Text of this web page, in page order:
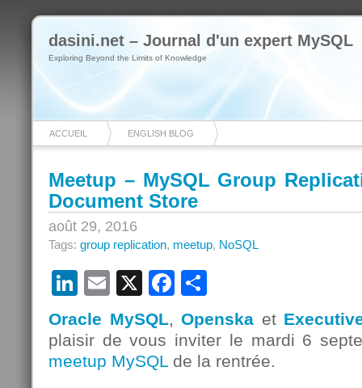
dasini.net – Journal d'un expert MySQL
Exploring Beyond the Limits of Knowledge
ACCUEIL ENGLISH BLOG
Meetup – MySQL Group
Document Store
août 29, 2016
Tags: group replication, meetup, NoSQL
LinkedIn
Email
X Facebook
Oracle MySQL, Openska et
plaisir de vous inviter le mardi 6
meetup MySQL de la rentrée.